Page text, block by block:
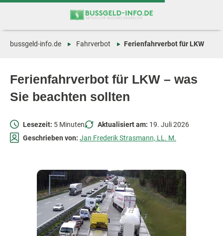
Zum
Zur
Ferienfahrverbot für LKW – was
Sie beachten sollten
bussgeld-info.de Fahrverbot Ferienfahrverbot für LKW
Lesezeit: 5 Minuten Aktualisiert am: 19. Juli 2026
Geschrieben von: Jan Frederik Strasmann, LL. M.